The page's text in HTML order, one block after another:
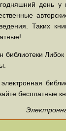
день у
Таких
библиотеки
бесплатные